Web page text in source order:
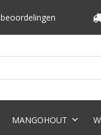
MANGOHOUT